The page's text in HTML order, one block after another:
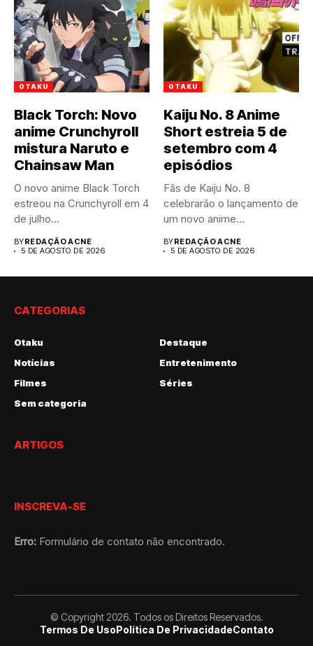
OTAKU
Black Torch: Novo
anime Crunchyroll
mistura Naruto e
Chainsaw Man
O novo anime Black Torch
estreou na Crunchyroll em 4
de julho...
BYREDAÇÃO ACNE
5 DE AGOSTO DE 2026
OTAKU
Kaiju No. 8 Anime
Short estreia 5 de
setembro com 4
episódios
Fãs de Kaiju No. 8
celebrarão o lançamento de
um novo anime...
BYREDAÇÃO ACNE
5 DE AGOSTO DE 2026
CATEGORIAS
Otaku
Destaque
Notícias
Entretenimento
Filmes
Séries
Sem categoria
ARTIGOS
INSCREVA-SE
Erro: Formulário de contato não encontrado.
© Copyright 2026. Todos os Direitos Reservados.
Termos De UsoPolítica De PrivacidadeContato